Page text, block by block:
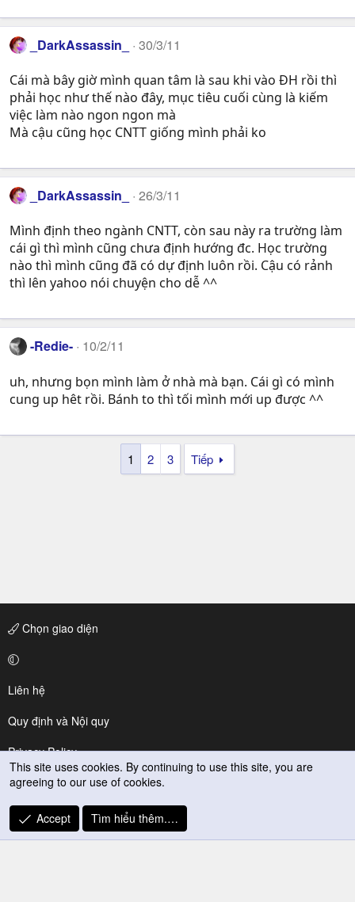
_DarkAssassin_ 30/3/11
Cái mà bây giờ mình quan tâm là sau khi vào ĐH rồi thì
phải học như thế nào đây, mục tiêu cuối cùng là kiếm
việc làm nào ngon ngon mà
Mà cậu cũng học CNTT giống mình phải ko
_DarkAssassin_ 26/3/11
Mình định theo ngành CNTT, còn sau này ra trường làm
cái gì thì mình cũng chưa định hướng đc. Học trường
nào thì mình cũng đã có dự định luôn rồi. Cậu có rảnh
thì lên yahoo nói chuyện cho dễ ^^
-Redie- 10/2/11
uh, nhưng bọn mình làm ở nhà mà bạn. Cái gì có mình
cung up hêt rồi. Bánh to thì tối mình mới up được ^^
1 2 3 Tiếp
Chọn giao diện
Liên hệ
Quy định và Nội quy
Privacy Policy
Trợ giúp
R
S
This site uses cookies. By continuing to use this site, you are
agreeing to our use of cookies.
Accept Tìm hiểu thêm.…